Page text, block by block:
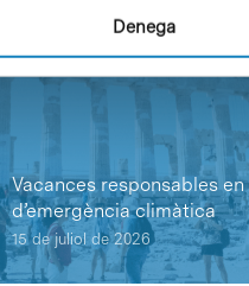
Denega
més vistes
Vacances responsables
d’emergència climàtica
15 de juliol de 2026